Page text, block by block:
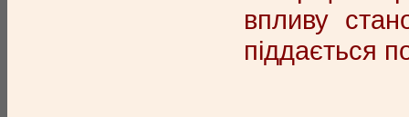
впливу
піддається